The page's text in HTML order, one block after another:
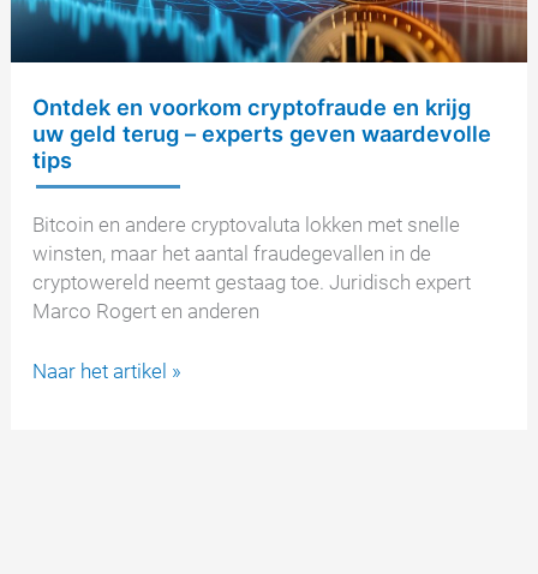
Ontdek en voorkom cryptofraude en krijg
uw geld terug – experts geven waardevolle
tips
Bitcoin en andere cryptovaluta lokken met snelle
winsten, maar het aantal fraudegevallen in de
cryptowereld neemt gestaag toe. Juridisch expert
Marco Rogert en anderen
Ontdek
Naar het artikel »